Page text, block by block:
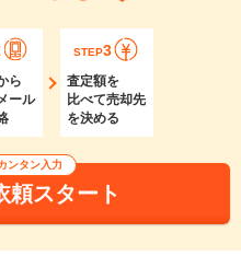
ら
ール
STEP3
査定額を
比べて売却先
を決める
ンタン入力
頼スタート